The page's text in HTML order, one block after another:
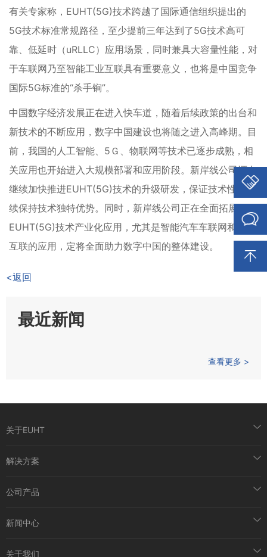
有关专家称，EUHT(5G)技术跨越了国际通信组织提出的
5G技术标准常规路径，至少提前三年达到了5G技术高可
靠、低延时（uRLLC）应用场景，同时兼具大容量性能，对
于车联网乃至智能工业互联具有重要意义，也将是中国竞争
国际5G标准的“杀手锏”。
中国数字经济发展正在进入快车道，随着后续政策的出台和
新技术的不断应用，数字中国建设也将随之进入高峰期。目
前，我国的人工智能、5Ｇ、物联网等技术已逐步成熟，相
关应用也开始进入大规模部署和应用阶段。新岸线公司还在
继续加快推进EUHT(5G)技术的升级研发，保证技术性能持
续保持技术独特优势。同时，新岸线公司正在全面拓展
EUHT(5G)技术产业化应用，尤其是智能汽车车联网和工业
互联的应用，定将全面助力数字中国的整体建设。
<返回
最近新闻
查看更多 >
关于EUHT
解决方案
公司产品
新闻中心
关于我们